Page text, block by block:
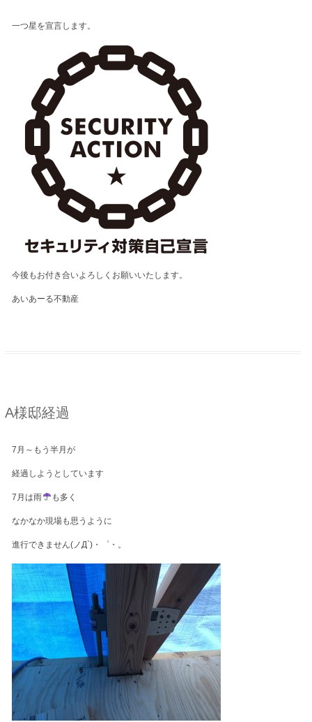
一つ星を宣言します。
今後もお付き合いよろしくお願いいたします。
あいあーる不動産
A様邸経過
7月～もう半月が
経過しようとしています
7月は雨 も多く
なかなか現場も思うように
進行できません(ノД`)・゜・。